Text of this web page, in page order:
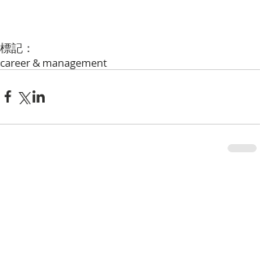
標記：
career & management